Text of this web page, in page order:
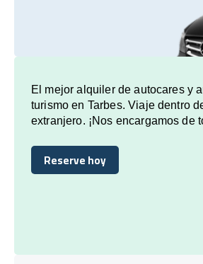
El mejor alquiler de autocares y
turismo en Tarbes. Viaje dentro
extranjero. ¡Nos encargamos de
Reserve hoy
Reserve hoy